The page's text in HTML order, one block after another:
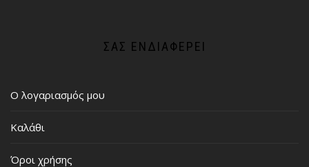
ΣΑΣ ΕΝΔΙΑΦΈΡΕΙ
Ο λογαριασμός μου
Καλάθι
Όροι χρήσης